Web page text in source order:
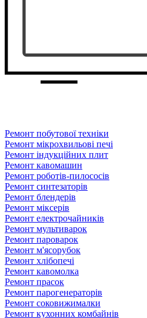
Ремонт побутової техніки
Ремонт мікрохвильові печі
Ремонт індукційних плит
Ремонт кавомашин
Ремонт роботів-пилососів
Ремонт синтезаторів
Ремонт блендерiв
Ремонт мiксерiв
Ремонт електрочайників
Ремонт мультиварок
Ремонт пароварок
Ремонт м'ясорубок
Ремонт хлiбопечi
Ремонт кавомолка
Ремонт прасок
Ремонт парогенераторiв
Ремонт соковижималки
Ремонт кухонних комбайнів